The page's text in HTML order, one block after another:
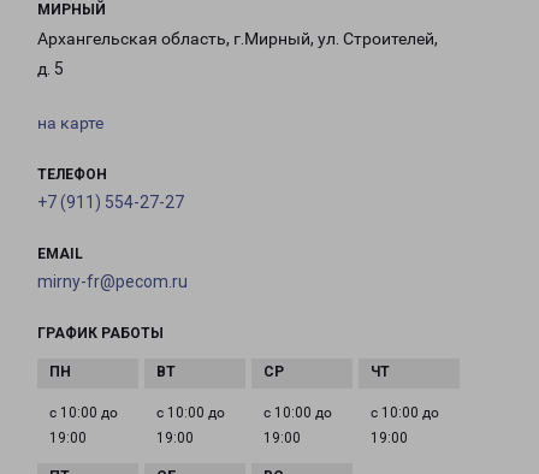
МИРНЫЙ
Архангельская область, г.Мирный, ул. Строителей,
д. 5
на карте
ТЕЛЕФОН
+7 (911) 554-27-27
EMAIL
mirny-fr@pecom.ru
ГРАФИК РАБОТЫ
с 10:00 до
19:00
с 10:00 до
19:00
с 10:00 до
19:00
с 10:00 до
19:00